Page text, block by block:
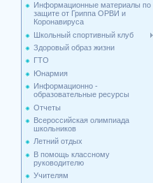
Информационные материалы по
защите от Гриппа ОРВИ и
Коронавируса
Школьный спортивный клуб
Здоровый образ жизни
ГТО
Юнармия
Информационно -
образовательные ресурсы
Отчеты
Всероссийская олимпиада
школьников
Летний отдых
В помощь классному
руководителю
Учителям